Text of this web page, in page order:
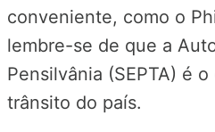
conveniente, como o
lembre-se de que a
Pensilvânia (SEPTA) é
trânsito do país.